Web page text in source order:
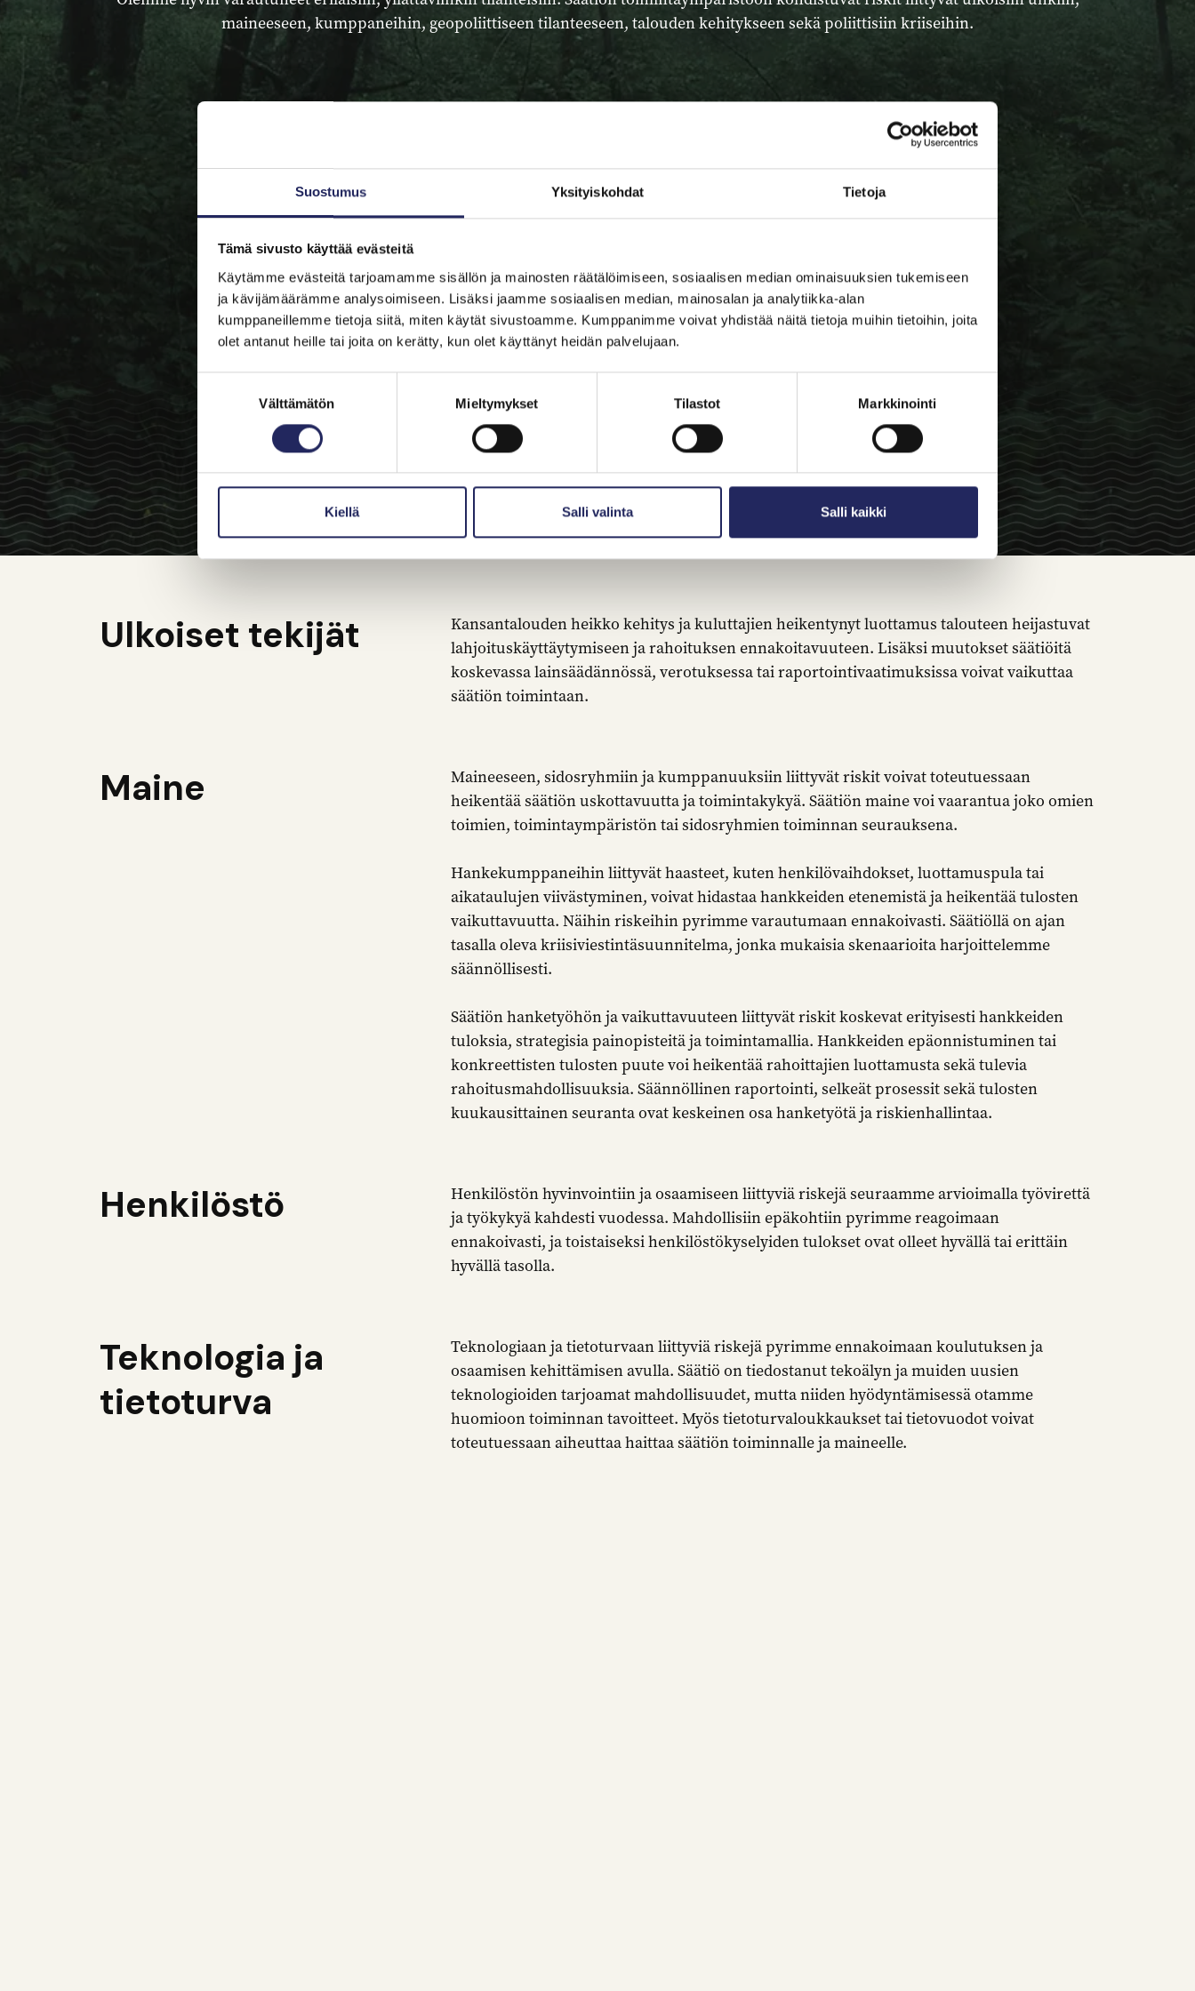
Suostumus Yksityiskohdat Tietoja
Tämä sivusto käyttää evästeitä
Käytämme evästeitä tarjoamamme sisällön ja mainosten räätälöimiseen, sosiaalisen median ominaisuuksien tukemiseen
ja kävijämäärämme analysoimiseen. Lisäksi jaamme sosiaalisen median, mainosalan ja analytiikka-alan
kumppaneillemme tietoja siitä, miten käytät sivustoamme. Kumppanimme voivat yhdistää näitä tietoja muihin tietoihin, joita
olet antanut heille tai joita on kerätty, kun olet käyttänyt heidän palvelujaan.
Välttämätön Mieltymykset Tilastot Markkinointi
Kiellä Salli valinta Salli kaikki
maineeseen, kumppaneihin, geopoliittiseen tilanteeseen, talouden kehitykseen sekä poliittisiin kriiseihin.
Ulkoiset tekijät
Kansantalouden heikko kehitys ja kuluttajien heikentynyt luottamus talouteen heijastuvat
lahjoituskäyttäytymiseen ja rahoituksen ennakoitavuuteen. Lisäksi muutokset säätiöitä
koskevassa lainsäädännössä, verotuksessa tai raportointivaatimuksissa voivat vaikuttaa
säätiön toimintaan.
Maine
Maineeseen, sidosryhmiin ja kumppanuuksiin liittyvät riskit voivat toteutuessaan
heikentää säätiön uskottavuutta ja toimintakykyä. Säätiön maine voi vaarantua joko omien
toimien, toimintaympäristön tai sidosryhmien toiminnan seurauksena.
Hankekumppaneihin liittyvät haasteet, kuten henkilövaihdokset, luottamuspula tai
aikataulujen viivästyminen, voivat hidastaa hankkeiden etenemistä ja heikentää tulosten
vaikuttavuutta. Näihin riskeihin pyrimme varautumaan ennakoivasti. Säätiöllä on ajan
tasalla oleva kriisiviestintäsuunnitelma, jonka mukaisia skenaarioita harjoittelemme
säännöllisesti.
Säätiön hanketyöhön ja vaikuttavuuteen liittyvät riskit koskevat erityisesti hankkeiden
tuloksia, strategisia painopisteitä ja toimintamallia. Hankkeiden epäonnistuminen tai
konkreettisten tulosten puute voi heikentää rahoittajien luottamusta sekä tulevia
rahoitusmahdollisuuksia. Säännöllinen raportointi, selkeät prosessit sekä tulosten
kuukausittainen seuranta ovat keskeinen osa hanketyötä ja riskienhallintaa.
Henkilöstö
Henkilöstön hyvinvointiin ja osaamiseen liittyviä riskejä seuraamme arvioimalla työvirettä
ja työkykyä kahdesti vuodessa. Mahdollisiin epäkohtiin pyrimme reagoimaan
ennakoivasti, ja toistaiseksi henkilöstökyselyiden tulokset ovat olleet hyvällä tai erittäin
hyvällä tasolla.
Teknologia ja
tietoturva
Teknologiaan ja tietoturvaan liittyviä riskejä pyrimme ennakoimaan koulutuksen ja
osaamisen kehittämisen avulla. Säätiö on tiedostanut tekoälyn ja muiden uusien
teknologioiden tarjoamat mahdollisuudet, mutta niiden hyödyntämisessä otamme
huomioon toiminnan tavoitteet. Myös tietoturvaloukkaukset tai tietovuodot voivat
toteutuessaan aiheuttaa haittaa säätiön toiminnalle ja maineelle.